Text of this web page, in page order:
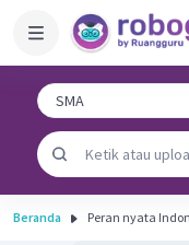
Beranda Peran nyata